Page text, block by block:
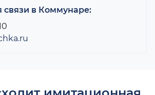
связи в Коммунаре: